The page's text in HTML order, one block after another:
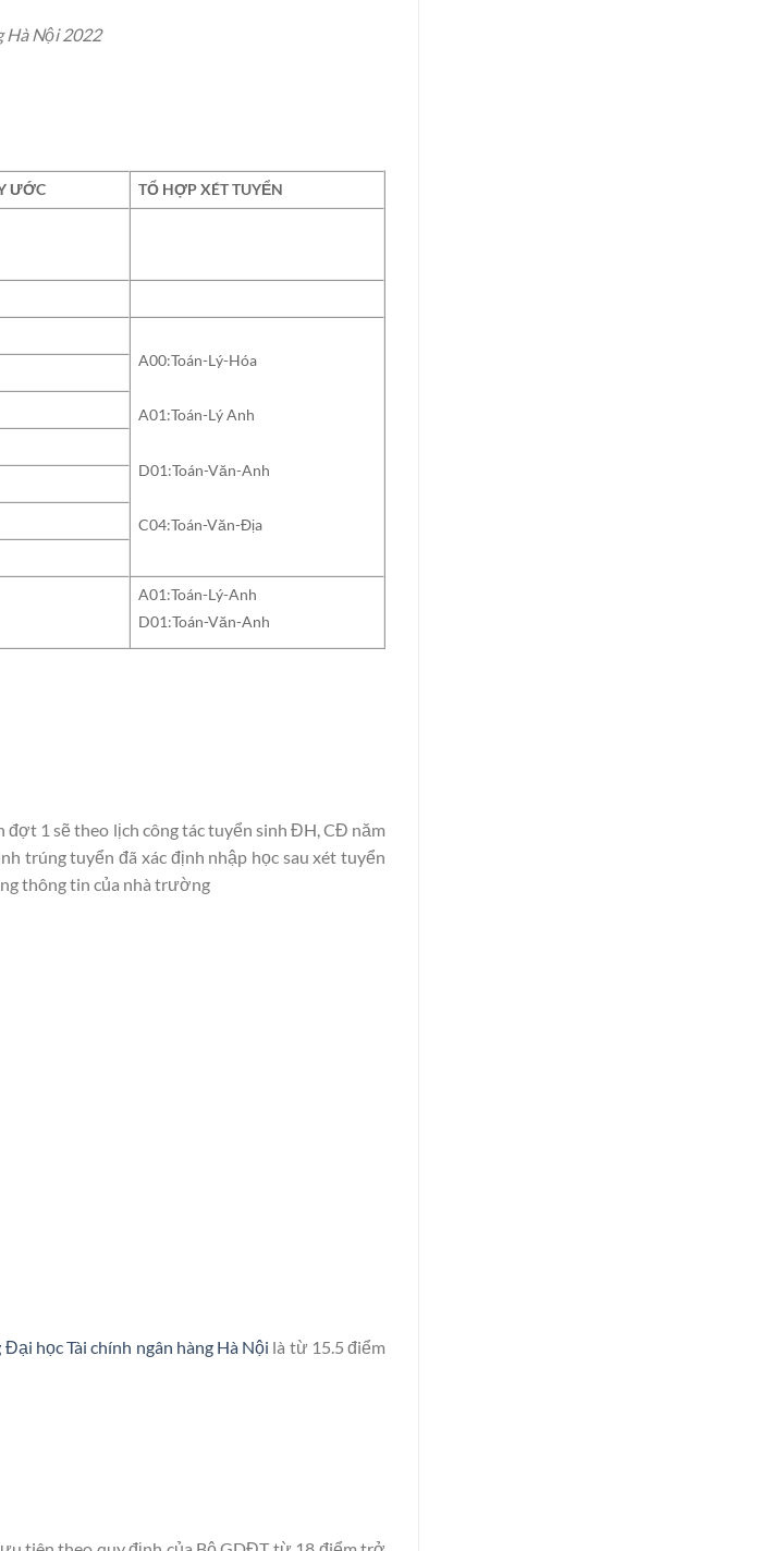
Hà Nội 2022
ƯỚC TỔ HỢP XÉT TUYỂN
A00:Toán-Lý-Hóa
A01:Toán-Lý Anh
D01:Toán-Văn-Anh
C04:Toán-Văn-Địa
A01:Toán-Lý-Anh
D01:Toán-Văn-Anh
đợt 1 sẽ theo lịch công tác tuyển sinh ĐH, CĐ năm
trúng tuyển đã xác định nhập học sau xét tuyển
thông tin của nhà trường
Đại học Tài chính ngân hàng Hà Nội là từ 15.5 điểm